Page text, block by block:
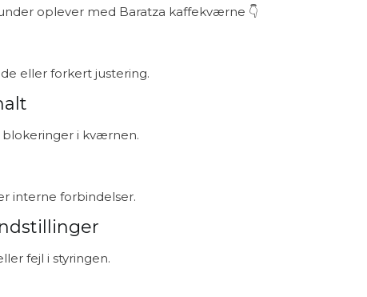
oplever med Baratza kaffekværne 👇
eller forkert justering.
i kværnen.
interne forbindelser.
fejl i styringen.